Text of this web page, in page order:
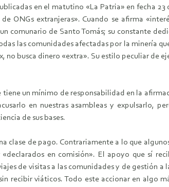
en el matutino «La Patria» en fecha
ONGs extranjeras». Cuando se afirma
comunario de Santo Tomás; su constante
las comunidades afectadas por la minería
busca dinero «extra». Su estilo peculiar de
un mínimo de responsabilidad en la
en nuestras asambleas y expulsarlo,
de sus bases.
clase de pago. Contrariamente a lo que
en comisión». El apoyo que sí
de visitas a las comunidades y de gestión
recibir viáticos. Todo este accionar en